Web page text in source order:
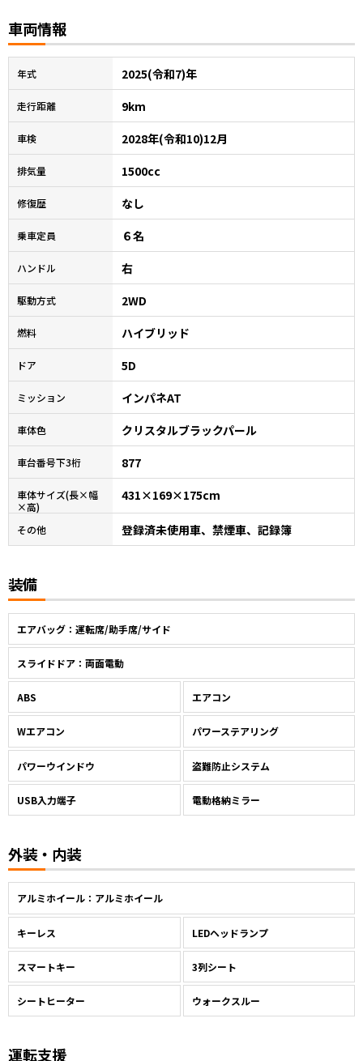
車両情報
年式 2025(令和7)年
走行距離 9km
車検 2028年(令和10)12月
排気量 1500cc
修復歴 なし
乗車定員 ６名
ハンドル 右
駆動方式 2WD
燃料 ハイブリッド
ドア 5D
ミッション インパネAT
車体色 クリスタルブラックパール
車台番号下3桁 877
車体サイズ(長×幅
×高)
431×169×175cm
その他 登録済未使用車、禁煙車、記録簿
装備
エアバッグ：運転席/助手席/サイド
スライドドア：両面電動
ABS エアコン
Wエアコン パワーステアリング
パワーウインドウ 盗難防止システム
USB入力端子 電動格納ミラー
外装・内装
アルミホイール：アルミホイール
キーレス LEDヘッドランプ
スマートキー 3列シート
シートヒーター ウォークスルー
運転支援